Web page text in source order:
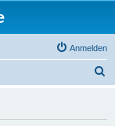
Anmelden